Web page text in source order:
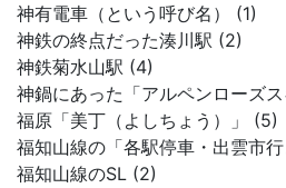
神有電車（という呼び名） (1)
神鉄の終点だった湊川駅 (2)
神鉄菊水山駅 (4)
神鍋にあった「アルペンローズ
福原「美丁（よしちょう）」 (5)
福知山線の「各駅停車・出雲市
福知山線のSL (2)